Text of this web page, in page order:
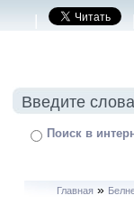
| |
Поиск в
Главная »